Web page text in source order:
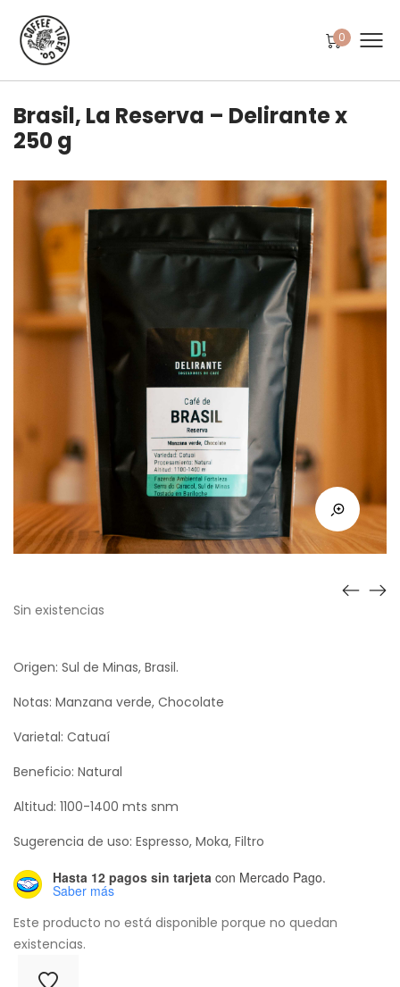
0
Brasil, La Reserva – Delirante x
250 g
Sin existencias
Origen: Sul de Minas, Brasil.
Notas: Manzana verde, Chocolate
Varietal: Catuaí
Beneficio: Natural
Altitud: 1100-1400 mts snm
Sugerencia de uso: Espresso, Moka, Filtro
Hasta 12 pagos sin tarjeta con Mercado Pago.
Saber más
Este producto no está disponible porque no quedan
existencias.